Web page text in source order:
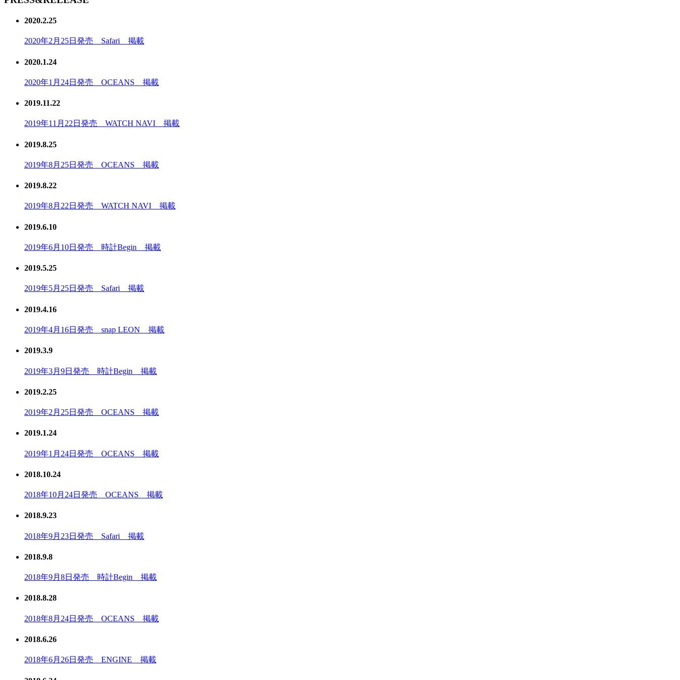
2020.2.25
2020年2月25日発売 Safari 掲載
2020.1.24
2020年1月24日発売 OCEANS 掲載
2019.11.22
2019年11月22日発売 WATCH NAVI 掲載
2019.8.25
2019年8月25日発売 OCEANS 掲載
2019.8.22
2019年8月22日発売 WATCH NAVI 掲載
2019.6.10
2019年6月10日発売 時計Begin 掲載
2019.5.25
2019年5月25日発売 Safari 掲載
2019.4.16
2019年4月16日発売 snap LEON 掲載
2019.3.9
2019年3月9日発売 時計Begin 掲載
2019.2.25
2019年2月25日発売 OCEANS 掲載
2019.1.24
2019年1月24日発売 OCEANS 掲載
2018.10.24
2018年10月24日発売 OCEANS 掲載
2018.9.23
2018年9月23日発売 Safari 掲載
2018.9.8
2018年9月8日発売 時計Begin 掲載
2018.8.28
2018年8月24日発売 OCEANS 掲載
2018.6.26
2018年6月26日発売 ENGINE 掲載